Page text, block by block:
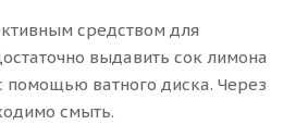
средством для
выдавить сок лимона
помощью ватного диска. Через
смыть.